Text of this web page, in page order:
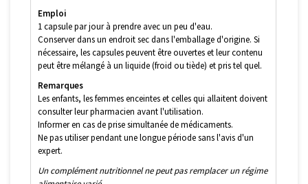
Emploi
1 capsule par jour à prendre avec un peu d'eau.
Conserver dans un endroit sec dans l'emballage d'origine. Si
nécessaire, les capsules peuvent être ouvertes et leur contenu
peut être mélangé à un liquide (froid ou tiède) et pris tel quel.
Remarques
Les enfants, les femmes enceintes et celles qui allaitent doivent
consulter leur pharmacien avant l'utilisation.
Informer en cas de prise simultanée de médicaments.
Ne pas utiliser pendant une longue période sans l'avis d'un
expert.
Un complément nutritionnel ne peut pas remplacer un régime